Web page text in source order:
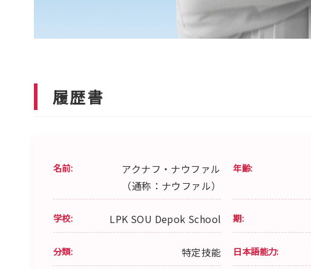
履歴書
名前:
アクナフ・ナウファル
（通称：ナウファル）
年齢:
学校: LPK SOU Depok School 期:
分類: 特定技能 日本語能力: